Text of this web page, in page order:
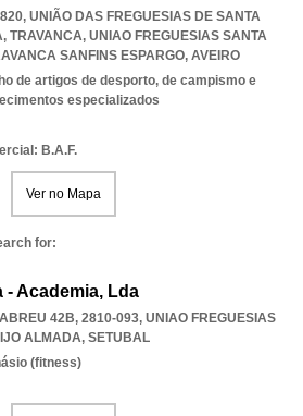
UNIÃO DAS FREGUESIAS DE SANTA
TRAVANCA, UNIAO FREGUESIAS SANTA
SANFINS ESPARGO, AVEIRO
de artigos de desporto, de campismo e
especializados
B.A.F.
Ver no Mapa
for:
- Academia, Lda
42B, 2810-093, UNIAO FREGUESIAS
ALMADA, SETUBAL
(fitness)